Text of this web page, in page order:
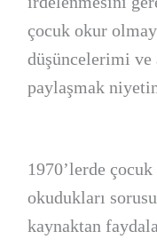
çocuk okur
düşüncelerimi ve
paylaşmak
1970’lerde
okudukları
kaynaktan